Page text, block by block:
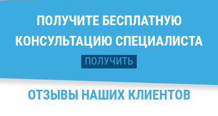
ПОЛУЧИТЕ БЕСПЛАТНУЮ
КОНСУЛЬТАЦИЮ СПЕЦИАЛИСТА
ПОЛУЧИТЬ
ОТЗЫВЫ НАШИХ КЛИЕНТОВ